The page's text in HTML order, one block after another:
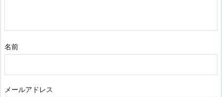
名前
メールアドレス